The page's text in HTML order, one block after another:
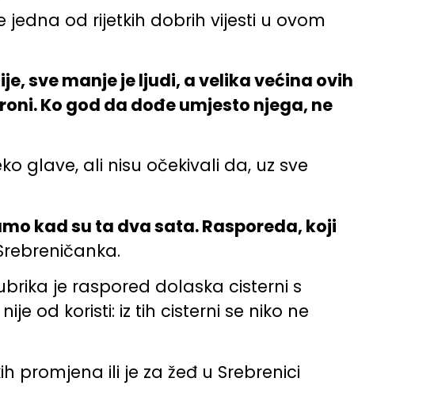
jedna od rijetkih dobrih vijesti u ovom
sve manje je ljudi, a velika većina ovih
Ko god da dođe umjesto njega, ne
glave, ali nisu očekivali da, uz sve
kad su ta dva sata. Rasporeda, koji
je raspored dolaska cisterni s
od koristi: iz tih cisterni se niko ne
promjena ili je za žeđ u Srebrenici